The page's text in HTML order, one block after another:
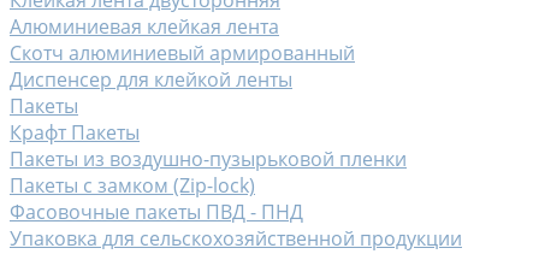
Алюминиевая клейкая лента
Скотч алюминиевый армированный
Диспенсер для клейкой ленты
Пакеты
Крафт Пакеты
Пакеты из воздушно-пузырьковой пленки
Пакеты с замком (Zip-lock)
Фасовочные пакеты ПВД - ПНД
Упаковка для сельскохозяйственной продукции